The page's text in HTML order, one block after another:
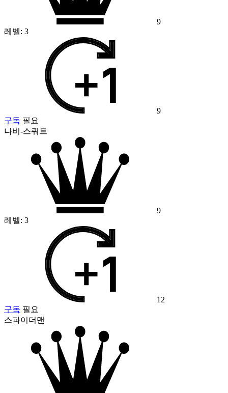
9
레벨: 3
9
구독 필요
나비-스쿼트
9
레벨: 3
12
구독 필요
스파이더맨